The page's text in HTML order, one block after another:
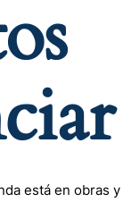
está en obras y